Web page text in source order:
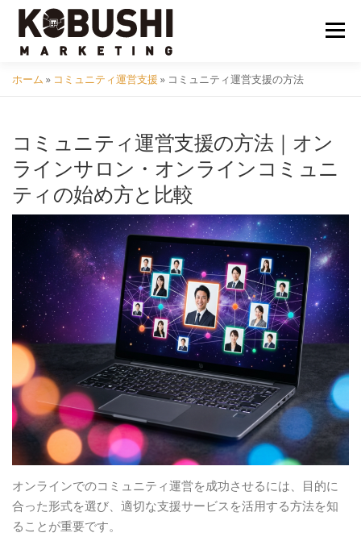
メニュ
コミュニティ サービス 資料DL 問い合わせ
ホーム » コミュニティ運営支援 » コミュニティ運営支援の方法
コミュニティ運営支援の方法｜オン
ラインサロン・オンラインコミュニ
ティの始め方と比較
オンラインでのコミュニティ運営を成功させるには、目的に
合った形式を選び、適切な支援サービスを活用する方法を知
ることが重要です。